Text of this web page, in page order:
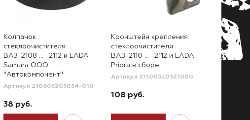
Колпачок
стеклоочистителя
ВАЗ-2108 … -2112 и LADA
Samara ООО
"Автокомпонент"
Артикул 210805205054-010
38 руб.
Кронштейн крепления
стеклоочистителя
ВАЗ-2110 … -2112 и LADA
Priora в сборе
Артикул 21100520521000
108 руб.